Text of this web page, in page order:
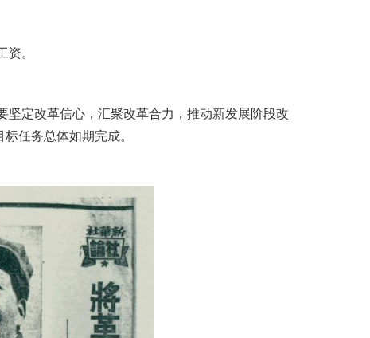
。
定改革信心，汇聚改革合力，推动新发展阶段改
任务总体如期完成。